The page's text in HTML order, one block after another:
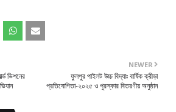
NEWER
ফুলপুর পাইলট উচ্চ বিদ্যাঃ বার্ষিক ক্রীড়া
প্রতিযোগিতা-২০২৫ ও পুরস্কার বিতরণীয় অনুষ্ঠান
ভিশনের